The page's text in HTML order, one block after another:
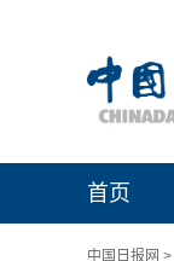
首页
中国日报网 >